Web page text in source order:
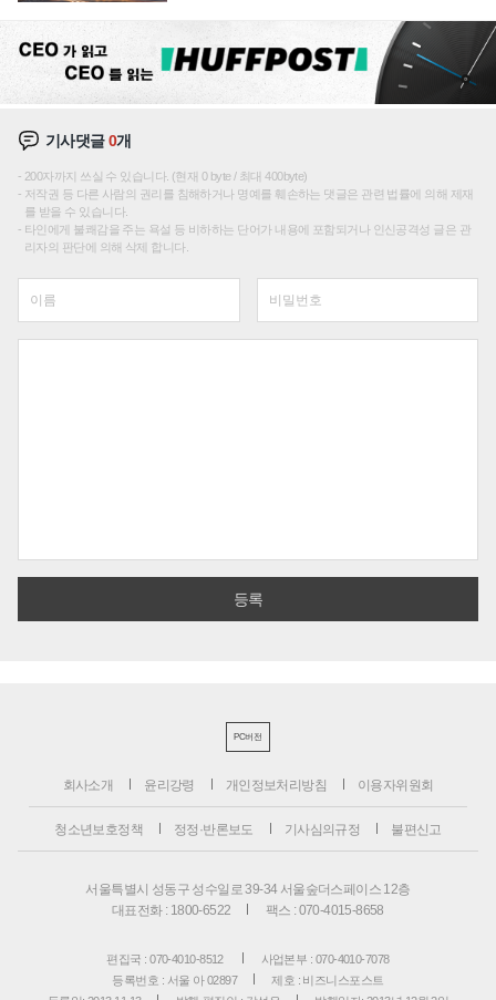
기사댓글0개
200자까지 쓰실 수 있습니다. (현재 0 byte / 최대 400byte)
저작권 등 다른 사람의 권리를 침해하거나 명예를 훼손하는 댓글은 관련 법률에 의해 제재
를 받을 수 있습니다.
타인에게 불쾌감을 주는 욕설 등 비하하는 단어가 내용에 포함되거나 인신공격성 글은 관
리자의 판단에 의해 삭제 합니다.
PC버전
회사소개 윤리강령 개인정보처리방침 이용자위원회
청소년보호정책 정정·반론보도 기사심의규정 불편신고
서울특별시 성동구 성수일로 39-34 서울숲더스페이스 12층
대표전화 : 1800-6522
팩스 : 070-4015-8658
편집국 : 070-4010-8512
사업본부 : 070-4010-7078
등록번호 : 서울 아 02897
제호 : 비즈니스포스트